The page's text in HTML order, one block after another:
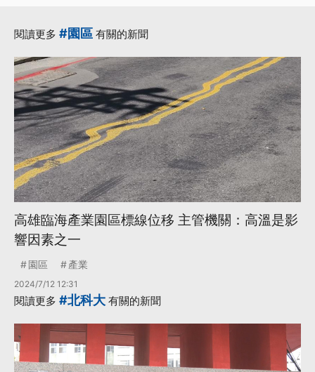
閱讀更多 #園區 有關的新聞
高雄臨海產業園區標線位移 主管機關：高溫是影
響因素之一
園區 產業
2024/7/12 12:31
閱讀更多 #北科大 有關的新聞